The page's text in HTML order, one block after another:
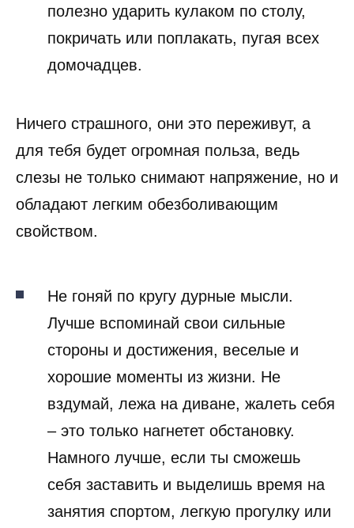
полезно ударить кулаком по столу,
покричать или поплакать, пугая всех
домочадцев.
Ничего страшного, они это переживут, а
для тебя будет огромная польза, ведь
слезы не только снимают напряжение, но и
обладают легким обезболивающим
свойством.
Не гоняй по кругу дурные мысли.
Лучше вспоминай свои сильные
стороны и достижения, веселые и
хорошие моменты из жизни. Не
вздумай, лежа на диване, жалеть себя
– это только нагнетет обстановку.
Намного лучше, если ты сможешь
себя заставить и выделишь время на
занятия спортом, легкую прогулку или